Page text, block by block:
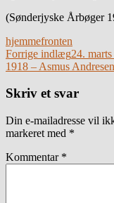
(Sønderjyske Årbøger
hjemmefronten
Forrige indlæg24.
1918 – Asmus
Skriv et svar
Din e-mailadresse vil
markeret med *
Kommentar *